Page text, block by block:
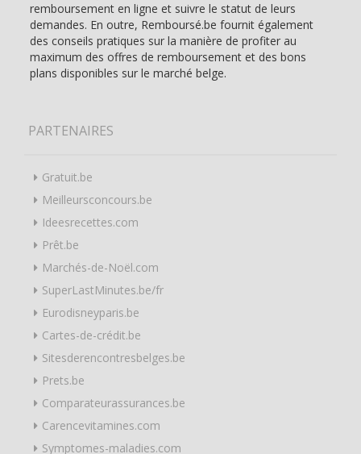
remboursement en ligne et suivre le statut de leurs
demandes. En outre, Remboursé.be fournit également
des conseils pratiques sur la manière de profiter au
maximum des offres de remboursement et des bons
plans disponibles sur le marché belge.
PARTENAIRES
Gratuit.be
Meilleursconcours.be
Ideesrecettes.com
Prêt.be
Marchés-de-Noël.com
SuperLastMinutes.be/fr
Eurodisneyparis.be
Cartes-de-crédit.be
Sitesderencontresbelges.be
Prets.be
Comparateurassurances.be
Carencevitamines.com
Symptomes-maladies.com